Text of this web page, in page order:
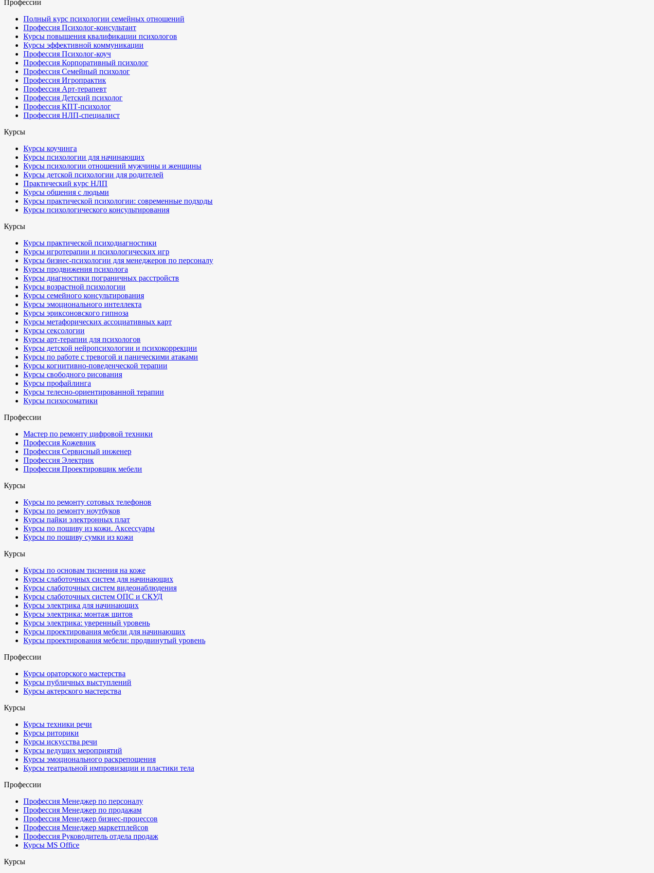
Профессии
Полный курс психологии семейных отношений
Профессия Психолог-консультант
Курсы повышения квалификации психологов
Курсы эффективной коммуникации
Профессия Психолог-коуч
Профессия Корпоративный психолог
Профессия Семейный психолог
Профессия Игропрактик
Профессия Арт-терапевт
Профессия Детский психолог
Профессия КПТ-психолог
Профессия НЛП-специалист
Курсы
Курсы коучинга
Курсы психологии для начинающих
Курсы психологии отношений мужчины и женщины
Курсы детской психологии для родителей
Практический курс НЛП
Курсы общения с людьми
Курсы практической психологии: современные подходы
Курсы психологического консультирования
Курсы
Курсы практической психодиагностики
Курсы игротерапии и психологических игр
Курсы бизнес-психологии для менеджеров по персоналу
Курсы продвижения психолога
Курсы диагностики пограничных расстройств
Курсы возрастной психологии
Курсы семейного консультирования
Курсы эмоционального интеллекта
Курсы эриксоновского гипноза
Курсы метафорических ассоциативных карт
Курсы сексологии
Курсы арт-терапии для психологов
Курсы детской нейропсихологии и психокоррекции
Курсы по работе с тревогой и паническими атаками
Курсы когнитивно-поведенческой терапии
Курсы свободного рисования
Курсы профайлинга
Курсы телесно-ориентированной терапии
Курсы психосоматики
Профессии
Мастер по ремонту цифровой техники
Профессия Кожевник
Профессия Сервисный инженер
Профессия Электрик
Профессия Проектировщик мебели
Курсы
Курсы по ремонту сотовых телефонов
Курсы по ремонту ноутбуков
Курсы пайки электронных плат
Курсы по пошиву из кожи. Аксессуары
Курсы по пошиву сумки из кожи
Курсы
Курсы по основам тиснения на коже
Курсы слаботочных систем для начинающих
Курсы слаботочных систем видеонаблюдения
Курсы слаботочных систем ОПС и СКУД
Курсы электрика для начинающих
Курсы электрика: монтаж щитов
Курсы электрика: уверенный уровень
Курсы проектирования мебели для начинающих
Курсы проектирования мебели: продвинутый уровень
Профессии
Курсы ораторского мастерства
Курсы публичных выступлений
Курсы актерского мастерства
Курсы
Курсы техники речи
Курсы риторики
Курсы искусства речи
Курсы ведущих мероприятий
Курсы эмоционального раскрепощения
Курсы театральной импровизации и пластики тела
Профессии
Профессия Менеджер по персоналу
Профессия Менеджер по продажам
Профессия Менеджер бизнес-процессов
Профессия Менеджер маркетплейсов
Профессия Руководитель отдела продаж
Курсы MS Office
Курсы